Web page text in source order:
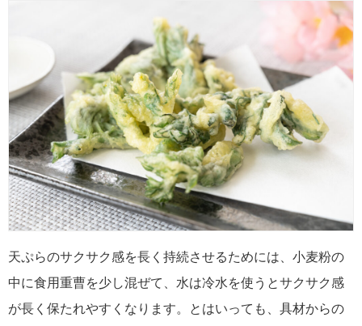
天ぷらのサクサク感を長く持続させるためには、小麦粉の
中に食用重曹を少し混ぜて、水は冷水を使うとサクサク感
が長く保たれやすくなります。とはいっても、具材からの